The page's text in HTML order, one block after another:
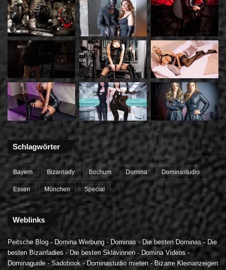
Schlagwörter
Bayern Bizarrlady Bochum Domina Dominastudio
Essen München Special
Weblinks
Peitsche Blog- Domina Werbung- Dominas - Die besten Dominas- Die
besten Bizarrladies - Die besten Sklavinnen - Domina Videos -
Dominaguide - Sadobook -Dominastudio mieten - Bizarre Kleinanzeigen